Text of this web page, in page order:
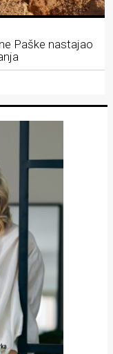
Paške nastajao